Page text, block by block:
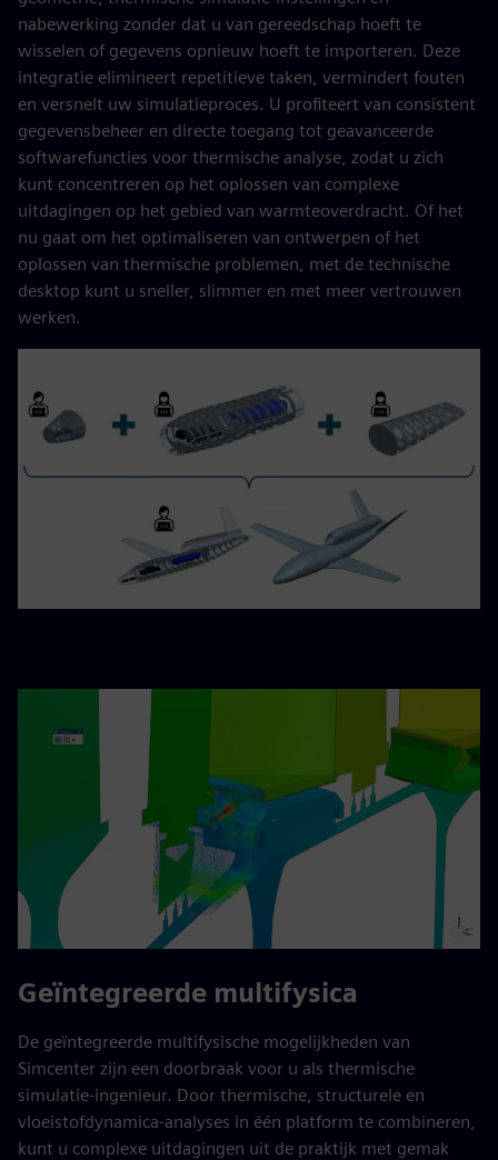
nabewerking zonder dat u van gereedschap hoeft te
wisselen of gegevens opnieuw hoeft te importeren. Deze
integratie elimineert repetitieve taken, vermindert fouten
en versnelt uw simulatieproces. U profiteert van consistent
gegevensbeheer en directe toegang tot geavanceerde
softwarefuncties voor thermische analyse, zodat u zich
kunt concentreren op het oplossen van complexe
uitdagingen op het gebied van warmteoverdracht. Of het
nu gaat om het optimaliseren van ontwerpen of het
oplossen van thermische problemen, met de technische
desktop kunt u sneller, slimmer en met meer vertrouwen
werken.
Geïntegreerde multifysica
De geïntegreerde multifysische mogelijkheden van
Simcenter zijn een doorbraak voor u als thermische
simulatie-ingenieur. Door thermische, structurele en
vloeistofdynamica-analyses in één platform te combineren,
kunt u complexe uitdagingen uit de praktijk met gemak